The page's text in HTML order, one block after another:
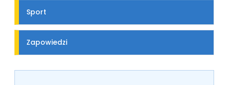
Sport
Zapowiedzi